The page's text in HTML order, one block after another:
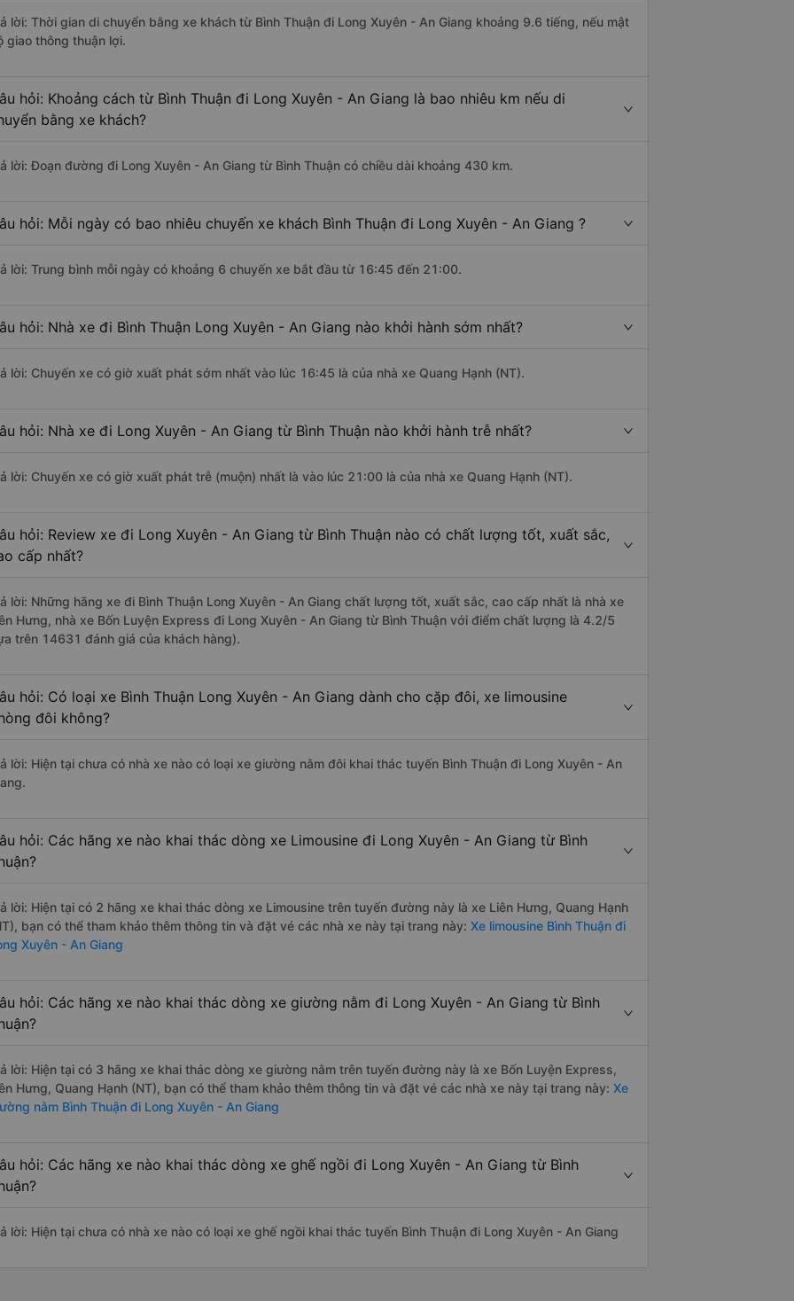
lời: Thời gian di chuyển bằng xe khách từ Bình Thuận đi Long Xuyên - An Giang khoảng 9.6 tiếng, nếu mật
giao thông thuận lợi.
hỏi: Khoảng cách từ Bình Thuận đi Long Xuyên - An Giang là bao nhiêu km nếu di
bằng xe khách?
lời: Đoạn đường đi Long Xuyên - An Giang từ Bình Thuận có chiều dài khoảng 430 km.
hỏi: Mỗi ngày có bao nhiêu chuyến xe khách Bình Thuận đi Long Xuyên - An Giang ?
lời: Trung bình mỗi ngày có khoảng 6 chuyến xe bắt đầu từ 16:45 đến 21:00.
hỏi: Nhà xe đi Bình Thuận Long Xuyên - An Giang nào khởi hành sớm nhất?
lời: Chuyến xe có giờ xuất phát sớm nhất vào lúc 16:45 là của nhà xe Quang Hạnh (NT).
hỏi: Nhà xe đi Long Xuyên - An Giang từ Bình Thuận nào khởi hành trễ nhất?
lời: Chuyến xe có giờ xuất phát trễ (muộn) nhất là vào lúc 21:00 là của nhà xe Quang Hạnh (NT).
hỏi: Review xe đi Long Xuyên - An Giang từ Bình Thuận nào có chất lượng tốt, xuất sắc,
cấp nhất?
lời: Những hãng xe đi Bình Thuận Long Xuyên - An Giang chất lượng tốt, xuất sắc, cao cấp nhất là nhà xe
Hưng, nhà xe Bốn Luyện Express đi Long Xuyên - An Giang từ Bình Thuận với điểm chất lượng là 4.2/5
trên 14631 đánh giá của khách hàng).
hỏi: Có loại xe Bình Thuận Long Xuyên - An Giang dành cho cặp đôi, xe limousine
đôi không?
lời: Hiện tại chưa có nhà xe nào có loại xe giường nằm đôi khai thác tuyến Bình Thuận đi Long Xuyên - An
hỏi: Các hãng xe nào khai thác dòng xe Limousine đi Long Xuyên - An Giang từ Bình
lời: Hiện tại có 2 hãng xe khai thác dòng xe Limousine trên tuyến đường này là xe Liên Hưng, Quang Hạnh
bạn có thể tham khảo thêm thông tin và đặt vé các nhà xe này tại trang này: Xe limousine Bình Thuận đi
Xuyên - An Giang
hỏi: Các hãng xe nào khai thác dòng xe giường nằm đi Long Xuyên - An Giang từ Bình
lời: Hiện tại có 3 hãng xe khai thác dòng xe giường nằm trên tuyến đường này là xe Bốn Luyện Express,
Hưng, Quang Hạnh (NT), bạn có thể tham khảo thêm thông tin và đặt vé các nhà xe này tại trang này: Xe
nằm Bình Thuận đi Long Xuyên - An Giang
hỏi: Các hãng xe nào khai thác dòng xe ghế ngồi đi Long Xuyên - An Giang từ Bình
lời: Hiện tại chưa có nhà xe nào có loại xe ghế ngồi khai thác tuyến Bình Thuận đi Long Xuyên - An Giang